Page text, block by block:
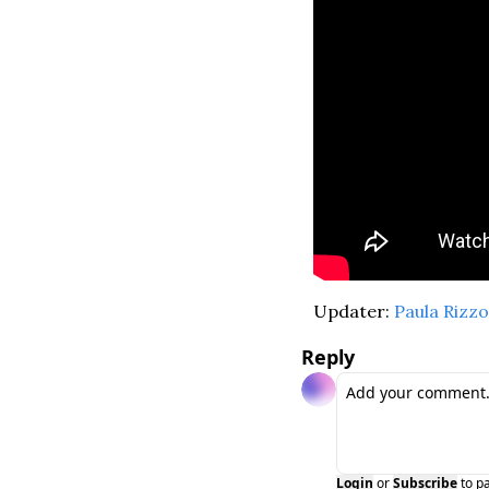
Updater: Paula Rizzo
Reply
Login orSubscribeto